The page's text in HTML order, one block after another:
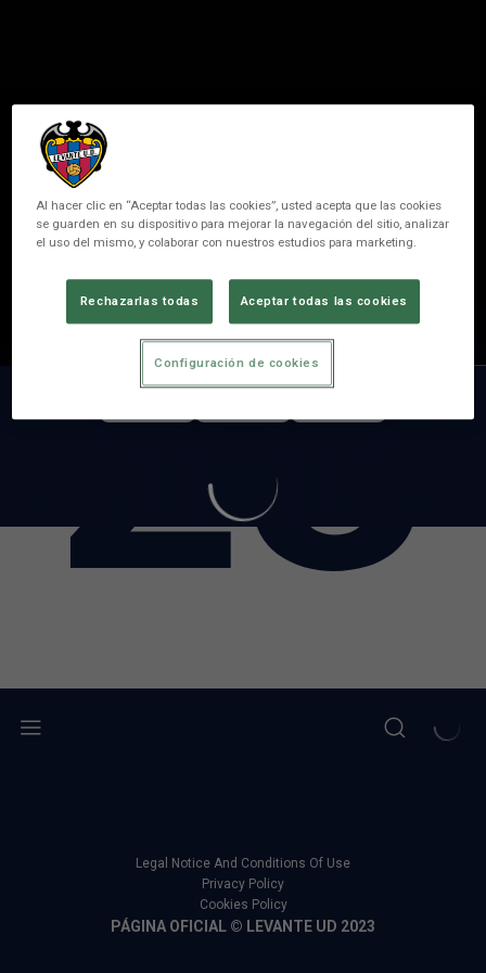
23
ESTHER
POSITION
MIDFIELDER
MATCHES
0
GOALS
0
ASSISTS
0
Legal Notice And Conditions Of Use
Privacy Policy
Cookies Policy
PÁGINA OFICIAL © LEVANTE UD 2023
Al hacer clic en “Aceptar todas las cookies”, usted acepta que las cookies
se guarden en su dispositivo para mejorar la navegación del sitio, analizar
el uso del mismo, y colaborar con nuestros estudios para marketing.
Rechazarlas todas Aceptar todas las cookies
Configuración de cookies